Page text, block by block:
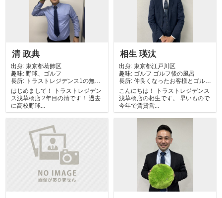
清 政典
出身: 東京都葛飾区
趣味: 野球、ゴルフ
長所: トラストレジデンス1の無尽
蔵エンジン
はじめまして！ トラストレジデン
ス浅草橋店 2年目の清です！ 過去
に高校野球...
相生 瑛汰
出身: 東京都江戸川区
趣味: ゴルフ ゴルフ後の風呂
長所: 仲良くなったお客様とゴルフ
回ることがある...
こんにちは！ トラストレジデンス
浅草橋店の相生です。 早いもので
今年で賃貸営...